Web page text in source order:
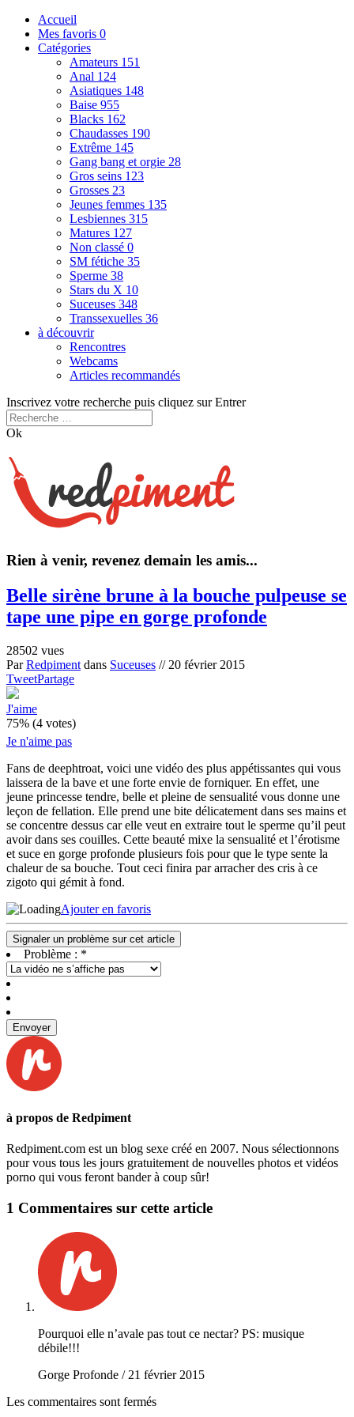
Accueil
Mes favoris 0
Catégories
Amateurs 151
Anal 124
Asiatiques 148
Baise 955
Blacks 162
Chaudasses 190
Extrême 145
Gang bang et orgie 28
Gros seins 123
Grosses 23
Jeunes femmes 135
Lesbiennes 315
Matures 127
Non classé 0
SM fétiche 35
Sperme 38
Stars du X 10
Suceuses 348
Transsexuelles 36
à découvrir
Rencontres
Webcams
Articles recommandés
Inscrivez votre recherche puis cliquez sur Entrer
Ok
Rien à venir, revenez demain les amis...
Belle sirène brune à la bouche pulpeuse se
tape une pipe en gorge profonde
28502 vues
ParRedpiment dans Suceuses // 20 février 2015
TweetPartage
J'aime
75% (4 votes)
Je n'aime pas
Fans de deephtroat, voici une vidéo des plus appétissantes qui vous
laissera de la bave et une forte envie de forniquer. En effet, une
jeune princesse tendre, belle et pleine de sensualité vous donne une
leçon de fellation. Elle prend une bite délicatement dans ses mains et
se concentre dessus car elle veut en extraire tout le sperme qu’il peut
avoir dans ses couilles. Cette beauté mixe la sensualité et l’érotisme
et suce en gorge profonde plusieurs fois pour que le type sente la
chaleur de sa bouche. Tout ceci finira par arracher des cris à ce
zigoto qui gémit à fond.
Ajouter en favoris
Signaler un problème sur cet article
Problème : *
Envoyer
à propos de Redpiment
Redpiment.com est un blog sexe créé en 2007. Nous sélectionnons
pour vous tous les jours gratuitement de nouvelles photos et vidéos
porno qui vous feront bander à coup sûr!
1 Commentaires sur cette article
Pourquoi elle n’avale pas tout ce nectar? PS: musique
débile!!!
Gorge Profonde / 21 février 2015
Les commentaires sont fermés